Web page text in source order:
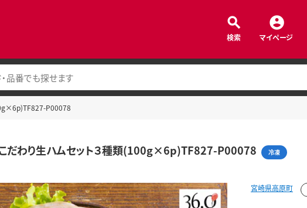
検索 マイページ
P00078
だわり生ハムセット３種類(100g×6p)TF827-P00078 冷凍
宮崎県高原町